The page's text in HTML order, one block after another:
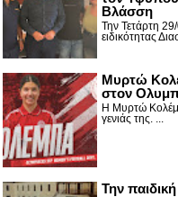
Βλάσση
Την Τετάρτη
ειδικότητας
Μυρτώ
στον
Η Μυρτώ
γενιάς της. ...
Την